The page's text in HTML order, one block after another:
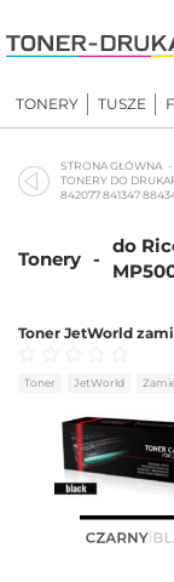
to
content
TONERY TUSZE
STRONA GŁÓWNA
TONERY DO
842077 841347
Tonery -
do
Toner JetWorld
Toner JetWorld